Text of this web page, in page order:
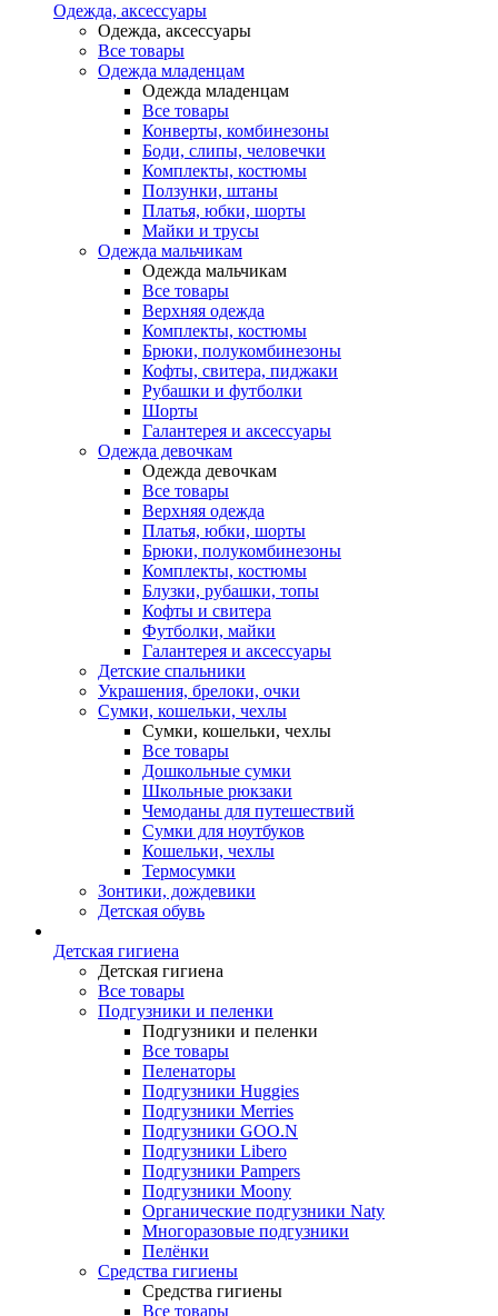
Одежда, аксессуары
Одежда, аксессуары
Все товары
Одежда младенцам
Одежда младенцам
Все товары
Конверты, комбинезоны
Боди, слипы, человечки
Комплекты, костюмы
Ползунки, штаны
Платья, юбки, шорты
Майки и трусы
Одежда мальчикам
Одежда мальчикам
Все товары
Верхняя одежда
Комплекты, костюмы
Брюки, полукомбинезоны
Кофты, свитера, пиджаки
Рубашки и футболки
Шорты
Галантерея и аксессуары
Одежда девочкам
Одежда девочкам
Все товары
Верхняя одежда
Платья, юбки, шорты
Брюки, полукомбинезоны
Комплекты, костюмы
Блузки, рубашки, топы
Кофты и свитера
Футболки, майки
Галантерея и аксессуары
Детские спальники
Украшения, брелоки, очки
Сумки, кошельки, чехлы
Сумки, кошельки, чехлы
Все товары
Дошкольные сумки
Школьные рюкзаки
Чемоданы для путешествий
Сумки для ноутбуков
Кошельки, чехлы
Термосумки
Зонтики, дождевики
Детская обувь
Детская гигиена
Детская гигиена
Все товары
Подгузники и пеленки
Подгузники и пеленки
Все товары
Пеленаторы
Подгузники Huggies
Подгузники Merries
Подгузники GOO.N
Подгузники Libero
Подгузники Pampers
Подгузники Moony
Органические подгузники Naty
Многоразовые подгузники
Пелёнки
Средства гигиены
Средства гигиены
Все товары